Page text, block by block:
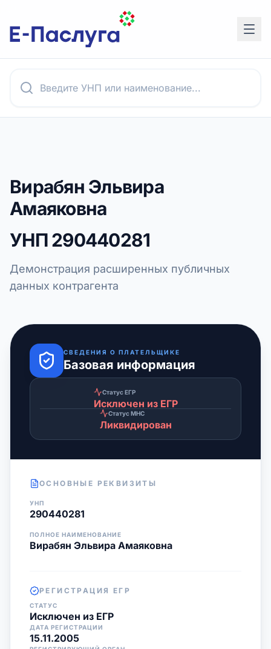
Вирабян Эльвира
Амаяковна
УНП290440281
Демонстрация расширенных публичных
данных контрагента
СВЕДЕНИЯ О ПЛАТЕЛЬЩИКЕ
Базовая информация
Статус ЕГР
Исключен из ЕГР
Статус МНС
Ликвидирован
ОСНОВНЫЕ РЕКВИЗИТЫ
УНП
290440281
ПОЛНОЕ НАИМЕНОВАНИЕ
Вирабян Эльвира Амаяковна
РЕГИСТРАЦИЯ ЕГР
СТАТУС
Исключен из ЕГР
ДАТА РЕГИСТРАЦИИ
15.11.2005